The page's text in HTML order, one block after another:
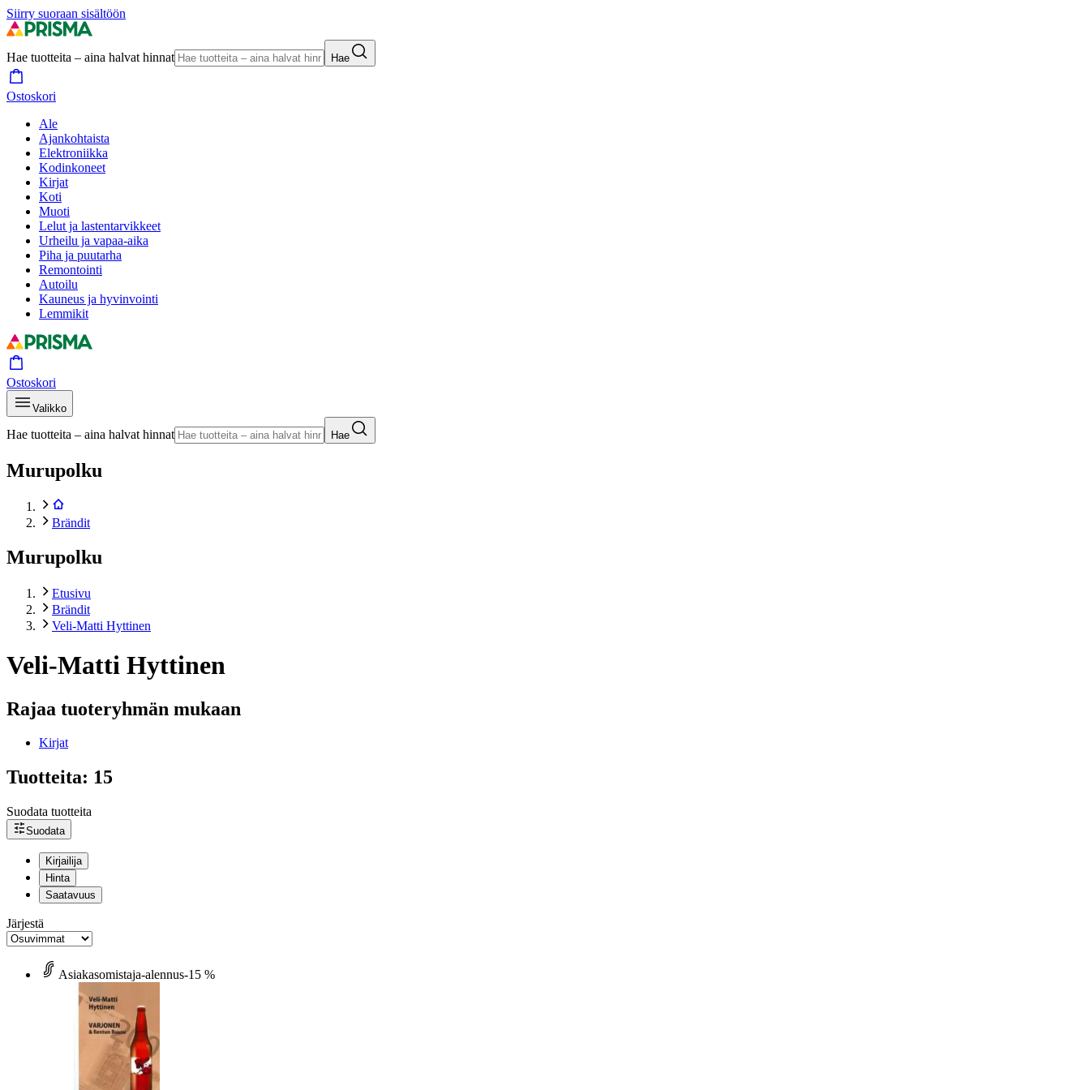
Siirry suoraan sisältöön
Hae tuotteita – aina halvat hinnat Hae
Ostoskori
Ale
Ajankohtaista
Elektroniikka
Kodinkoneet
Kirjat
Koti
Muoti
Lelut ja lastentarvikkeet
Urheilu ja vapaa-aika
Piha ja puutarha
Remontointi
Autoilu
Kauneus ja hyvinvointi
Lemmikit
Ostoskori
Valikko
Hae tuotteita – aina halvat hinnat Hae
Murupolku
Brändit
Murupolku
Etusivu
Brändit
Veli-Matti Hyttinen
Veli-Matti Hyttinen
Rajaa tuoteryhmän mukaan
Kirjat
Tuotteita: 15
Suodata tuotteita
Suodata
Kirjailija
Hinta
Saatavuus
Järjestä
Asiakasomistaja-alennus-15 %